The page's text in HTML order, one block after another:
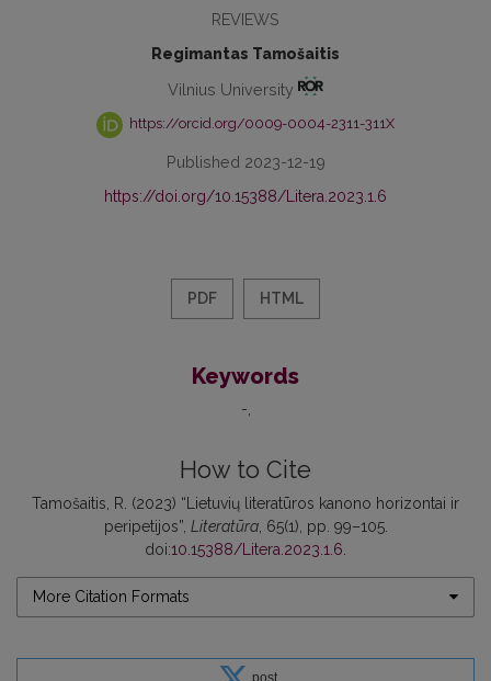
REVIEWS
Regimantas Tamošaitis
Vilnius University
https://orcid.org/0009-0004-2311-311X
Published 2023-12-19
https://doi.org/10.15388/Litera.2023.1.6
PDF HTML
Keywords
-
How to Cite
Tamošaitis, R. (2023) “Lietuvių literatūros kanono horizontai ir
peripetijos”, Literatūra, 65(1), pp. 99–105.
doi:10.15388/Litera.2023.1.6
More Citation Formats
post